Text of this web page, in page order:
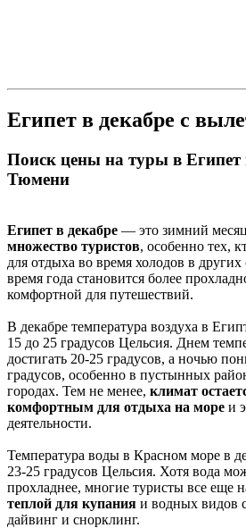
Египет в декабре с
Поиск цены на туры в Египет
Тюмени
Египет в декабре — это зимний
множество туристов, особенно тех,
для отдыха во время холодов в
время года становится более
комфортной для путешествий.
В декабре температура воздуха в
15 до 25 градусов Цельсия. Днем
достигать 20-25 градусов, а ночью
градусов, особенно в пустынных
городах. Тем не менее, климат
комфортным для отдыха на море и
деятельности.
Температура воды в Красном море в
23-25 градусов Цельсия. Хотя вода
прохладнее, многие туристы все еще
теплой для купания и водных видов
дайвинг и снорклинг.